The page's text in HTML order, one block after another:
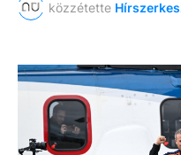
közzétette